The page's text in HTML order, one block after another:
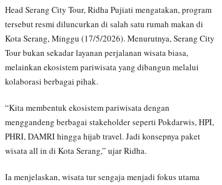
Head Serang City Tour, Ridha Pujiati mengatakan, program
tersebut resmi diluncurkan di salah satu rumah makan di
Kota Serang, Minggu (17/5/2026). Menurutnya, Serang City
Tour bukan sekadar layanan perjalanan wisata biasa,
melainkan ekosistem pariwisata yang dibangun melalui
kolaborasi berbagai pihak.
“Kita membentuk ekosistem pariwisata dengan
menggandeng berbagai stakeholder seperti Pokdarwis, HPI,
PHRI, DAMRI hingga hijab travel. Jadi konsepnya paket
wisata all in di Kota Serang,” ujar Ridha.
Ia menjelaskan, wisata tur sengaja menjadi fokus utama